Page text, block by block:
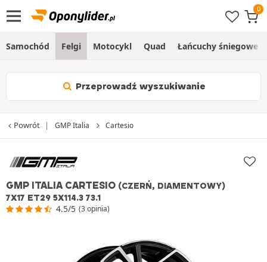
Samochód Felgi Motocykl Quad Łańcuchy śniegowe
Przeprowadź wyszukiwanie
Powrót GMP Italia Cartesio
GMP ITALIA CARTESIO (CZERŃ, DIAMENTOWY)
7X17 ET29 5X114.3 73.1
4.5/5 (3 opinia)